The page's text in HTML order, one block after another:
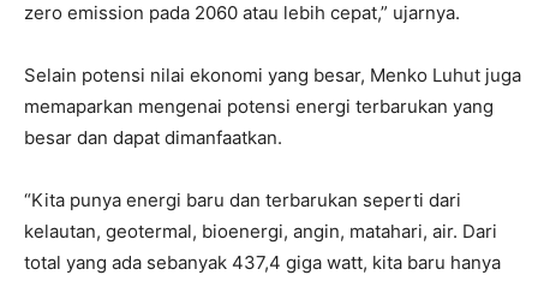
zero emission pada 2060 atau lebih cepat,” ujarnya.
Selain potensi nilai ekonomi yang besar, Menko Luhut juga
memaparkan mengenai potensi energi terbarukan yang
besar dan dapat dimanfaatkan.
“Kita punya energi baru dan terbarukan seperti dari
kelautan, geotermal, bioenergi, angin, matahari, air. Dari
total yang ada sebanyak 437,4 giga watt, kita baru hanya